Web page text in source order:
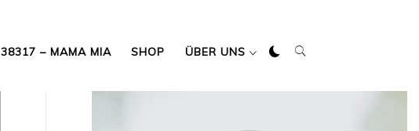
38317 – MAMA MIA SHOP ÜBER UNS